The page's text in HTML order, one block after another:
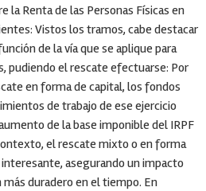
la Renta de las Personas Físicas en
Vistos los tramos, cabe destacar
de la vía que se aplique para
pudiendo el rescate efectuarse: Por
en forma de capital, los fondos
de trabajo de ese ejercicio
de la base imponible del IRPF
el rescate mixto o en forma
asegurando un impacto
duradero en el tiempo. En